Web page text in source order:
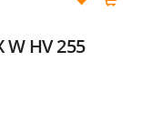
W HV 255